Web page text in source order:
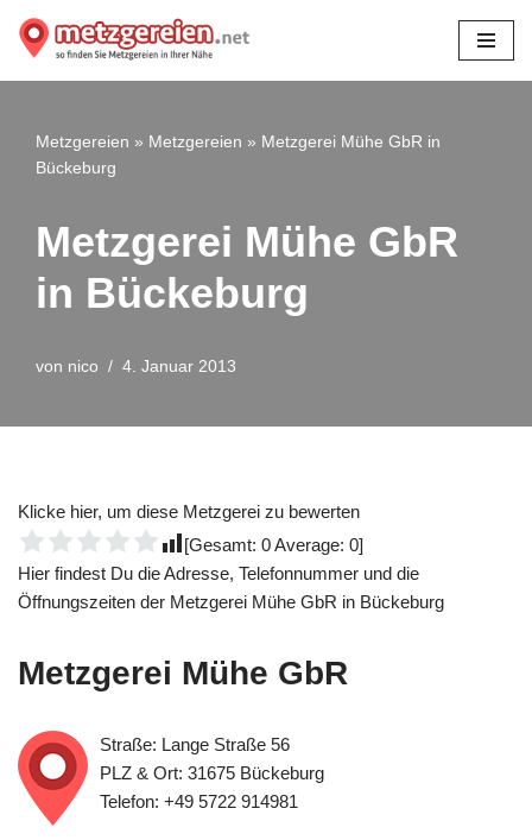
Zum
Metzgereien » Metzgereien » Metzgerei Mühe GbR in
Bückeburg
Metzgerei Mühe GbR
in Bückeburg
von nico 4. Januar 2013
Klicke hier, um diese Metzgerei zu bewerten
[Gesamt: 0Average: 0]
Hier findest Du die Adresse, Telefonnummer und die
Öffnungszeiten der Metzgerei Mühe GbR in Bückeburg
Metzgerei Mühe GbR
Straße: Lange Straße 56
PLZ & Ort: 31675 Bückeburg
Telefon: +49 5722 914981